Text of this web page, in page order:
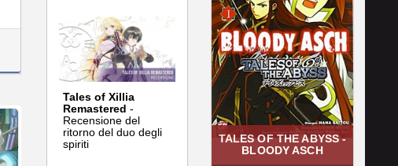
Tales of Xillia
Remastered -
Recensione del
ritorno del duo degli
spiriti
TALES OF THE ABYSS -
BLOODY ASCH